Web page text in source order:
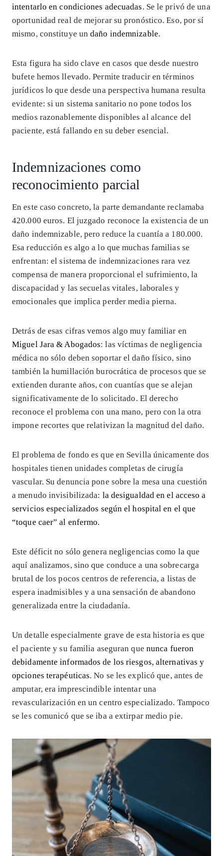
intentarlo en condiciones adecuadas. Se le privó de una
oportunidad real de mejorar su pronóstico. Eso, por sí
mismo, constituye undaño indemnizable.
Esta figura ha sido clave en casos que desde nuestro
bufete hemos llevado. Permite traducir en términos
jurídicos lo que desde una perspectiva humana resulta
evidente: si un sistema sanitario no pone todos los
medios razonablemente disponibles al alcance del
paciente, está fallando en su deber esencial.
Indemnizaciones como
reconocimiento parcial
En este caso concreto, la parte demandante reclamaba
420.000 euros. El juzgado reconoce la existencia de un
daño indemnizable, pero reduce la cuantía a 180.000.
Esa reducción es algo a lo que muchas familias se
enfrentan: el sistema de indemnizaciones rara vez
compensa de manera proporcional el sufrimiento, la
discapacidad y las secuelas vitales, laborales y
emocionales que implica perder media pierna.
Detrás de esas cifras vemos algo muy familiar en
Miguel Jara & Abogados: las víctimas de negligencia
médica no sólo deben soportar el daño físico, sino
también la humillación burocrática de procesos que se
extienden durante años, con cuantías que se alejan
significativamente de lo solicitado. El derecho
reconoce el problema con una mano, pero con la otra
impone recortes que relativizan la magnitud del daño.
El problema de fondo es que en Sevilla únicamente dos
hospitales tienen unidades completas de cirugía
vascular. Su denuncia pone sobre la mesa una cuestión
a menudo invisibilizada: la desigualdad en el acceso a
servicios especializados según el hospitalen el que
“toque caer” al enfermo.
Este déficit no sólo genera negligencias como la que
aquí analizamos, sino que conduce a una sobrecarga
brutal de los pocos centros de referencia, a listas de
espera inadmisibles y a una sensación de abandono
generalizada entre la ciudadanía.
Un detalle especialmente grave de esta historia es que
el paciente y su familia aseguran que nunca fueron
debidamente informados de los riesgos, alternativas y
opciones terapéuticas. No se les explicó que, antes de
amputar, era imprescindible intentar una
revascularización en un centro especializado. Tampoco
se les comunicó que se iba a extirpar medio pie.